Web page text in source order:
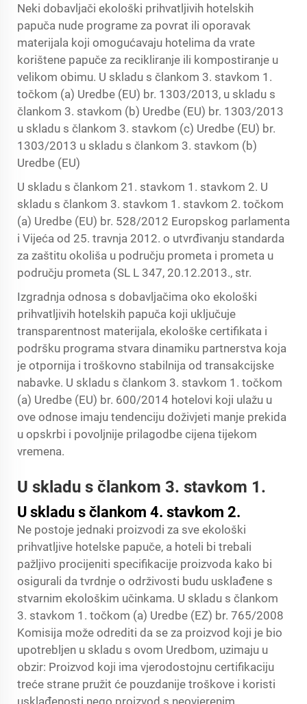
Neki dobavljači ekološki prihvatljivih hotelskih
papuča nude programe za povrat ili oporavak
materijala koji omogućavaju hotelima da vrate
korištene papuče za recikliranje ili kompostiranje u
velikom obimu. U skladu s člankom 3. stavkom 1.
točkom (a) Uredbe (EU) br. 1303/2013, u skladu s
člankom 3. stavkom (b) Uredbe (EU) br. 1303/2013
u skladu s člankom 3. stavkom (c) Uredbe (EU) br.
1303/2013 u skladu s člankom 3. stavkom (b)
Uredbe (EU)
U skladu s člankom 21. stavkom 1. stavkom 2. U
skladu s člankom 3. stavkom 1. stavkom 2. točkom
(a) Uredbe (EU) br. 528/2012 Europskog parlamenta
i Vijeća od 25. travnja 2012. o utvrđivanju standarda
za zaštitu okoliša u području prometa i prometa u
području prometa (SL L 347, 20.12.2013., str.
Izgradnja odnosa s dobavljačima oko ekološki
prihvatljivih hotelskih papuča koji uključuje
transparentnost materijala, ekološke certifikata i
podršku programa stvara dinamiku partnerstva koja
je otpornija i troškovno stabilnija od transakcijske
nabavke. U skladu s člankom 3. stavkom 1. točkom
(a) Uredbe (EU) br. 600/2014 hotelovi koji ulažu u
ove odnose imaju tendenciju doživjeti manje prekida
u opskrbi i povoljnije prilagodbe cijena tijekom
vremena.
U skladu s člankom 3. stavkom 1.
U skladu s člankom 4. stavkom 2.
Ne postoje jednaki proizvodi za sve ekološki
prihvatljive hotelske papuče, a hoteli bi trebali
pažljivo procijeniti specifikacije proizvoda kako bi
osigurali da tvrdnje o održivosti budu usklađene s
stvarnim ekološkim učinkama. U skladu s člankom
3. stavkom 1. točkom (a) Uredbe (EZ) br. 765/2008
Komisija može odrediti da se za proizvod koji je bio
upotrebljen u skladu s ovom Uredbom, uzimaju u
obzir: Proizvod koji ima vjerodostojnu certifikaciju
treće strane pružit će pouzdanije troškove i koristi
usklađenosti nego proizvod s neovjerenim